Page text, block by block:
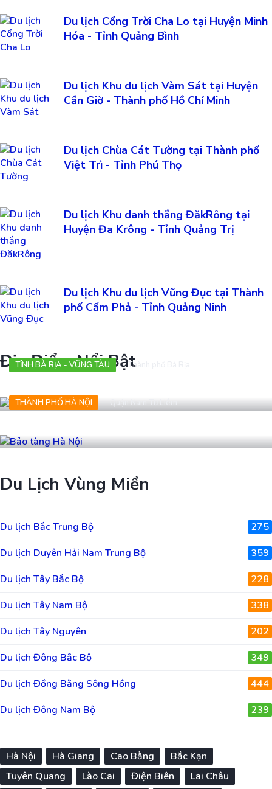
Du lịch Cổng Trời Cha Lo tại Huyện Minh
Hóa - Tỉnh Quảng Bình
Du lịch Khu du lịch Vàm Sát tại Huyện
Cần Giờ - Thành phố Hồ Chí Minh
Du lịch Chùa Cát Tường tại Thành phố
Việt Trì - Tỉnh Phú Thọ
Du lịch Khu danh thắng ĐăkRông tại
Huyện Đa Krông - Tỉnh Quảng Trị
Du lịch Khu du lịch Vũng Đục tại Thành
phố Cẩm Phả - Tỉnh Quảng Ninh
Địa Điểm Nổi Bật
TỈNH BÀ RỊA - VŨNG TÀU Thành phố Bà Rịa
THÀNH PHỐ HÀ NỘI Quận Nam Từ Liêm
Du Lịch Vùng Miền
Du lịch Bắc Trung Bộ
275
Du lịch Duyên Hải Nam Trung Bộ
359
Du lịch Tây Bắc Bộ
228
Du lịch Tây Nam Bộ
338
Du lịch Tây Nguyên
202
Du lịch Đông Bắc Bộ
349
Du lịch Đồng Bằng Sông Hồng
444
Du lịch Đông Nam Bộ
239
Hà Nội Hà Giang Cao Bằng
Bắc Kạn
Tuyên Quang
Lào Cai Điện Biên
Lai Châu